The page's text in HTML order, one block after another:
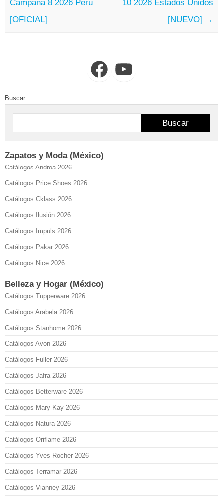
Campaña 8 2026 Perú
[OFICIAL]
10 2026 Estados Unidos
[NUEVO] →
FacebookYouTube
Buscar
Buscar
Zapatos y Moda (México)
Catálogos Andrea 2026
Catálogos Price Shoes 2026
Catálogos Cklass 2026
Catálogos Ilusión 2026
Catálogos Impuls 2026
Catálogos Pakar 2026
Catálogos Nice 2026
Belleza y Hogar (México)
Catálogos Tupperware 2026
Catálogos Arabela 2026
Catálogos Stanhome 2026
Catálogos Avon 2026
Catálogos Fuller 2026
Catálogos Jafra 2026
Catálogos Betterware 2026
Catálogos Mary Kay 2026
Catálogos Natura 2026
Catálogos Oriflame 2026
Catálogos Yves Rocher 2026
Catálogos Terramar 2026
Catálogos Vianney 2026